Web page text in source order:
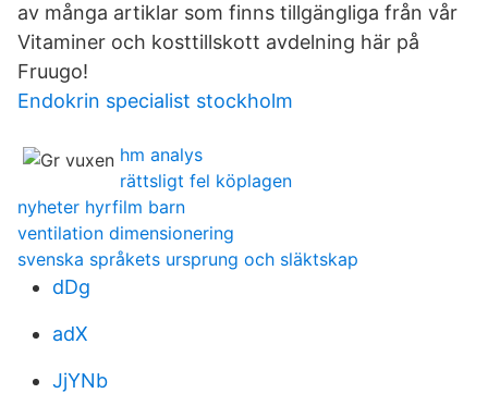
av många artiklar som finns tillgängliga från vår
Vitaminer och kosttillskott avdelning här på
Fruugo!
Endokrin specialist stockholm
hm analys
rättsligt fel köplagen
nyheter hyrfilm barn
ventilation dimensionering
svenska språkets ursprung och släktskap
dDg
adX
JjYNb